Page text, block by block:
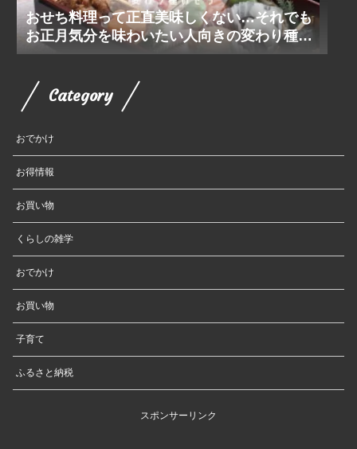
おせち料理って正直美味しくない…それでも
お正月気分を味わいたい人向きの変わり種お
せち
Category
おでかけ
お得情報
お買い物
くらしの雑学
おでかけ
お買い物
子育て
ふるさと納税
スポンサーリンク